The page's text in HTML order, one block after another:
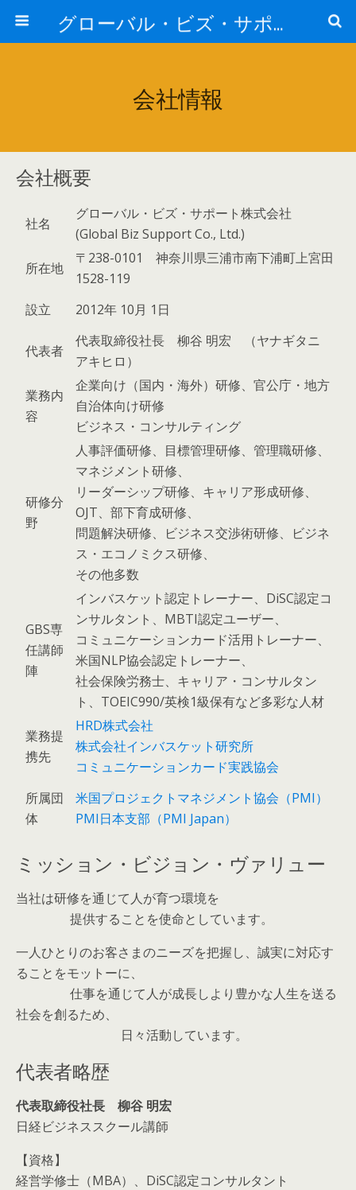
グローバル・ビズ・サポート株式会社
会社情報
会社概要
社名
グローバル・ビズ・サポート株式会社
(Global Biz Support Co., Ltd.)
所在地
〒238-0101 神奈川県三浦市南下浦町上宮田
1528-119
設立
2012年 10月 1日
代表者
代表取締役社長 柳谷 明宏 （ヤナギタニ
アキヒロ）
業務内
容
企業向け（国内・海外）研修、官公庁・地方
自治体向け研修
ビジネス・コンサルティング
研修分
野
人事評価研修、目標管理研修、管理職研修、
マネジメント研修、
リーダーシップ研修、キャリア形成研修、
OJT、部下育成研修、
問題解決研修、ビジネス交渉術研修、ビジネ
ス・エコノミクス研修、
その他多数
GBS専
任講師
陣
インバスケット認定トレーナー、DiSC認定コ
ンサルタント、MBTI認定ユーザー、
コミュニケーションカード活用トレーナー、
米国NLP協会認定トレーナー、
社会保険労務士、キャリア・コンサルタン
ト、TOEIC990/英検1級保有など多彩な人材
業務提
携先
HRD株式会社
株式会社インバスケット研究所
コミュニケーションカード実践協会
所属団
体
米国プロジェクトマネジメント協会（PMI）
PMI日本支部（PMI Japan）
ミッション・ビジョン・ヴァリュー
当社は研修を通じて人が育つ環境を
提供することを使命としています。
一人ひとりのお客さまのニーズを把握し、誠実に対応す
ることをモットーに、
仕事を通じて人が成長しより豊かな人生を送る
社会を創るため、
日々活動しています。
代表者略歴
代表取締役社長 柳谷 明宏
日経ビジネススクール講師
【資格】
経営学修士（MBA）、DiSC認定コンサルタント